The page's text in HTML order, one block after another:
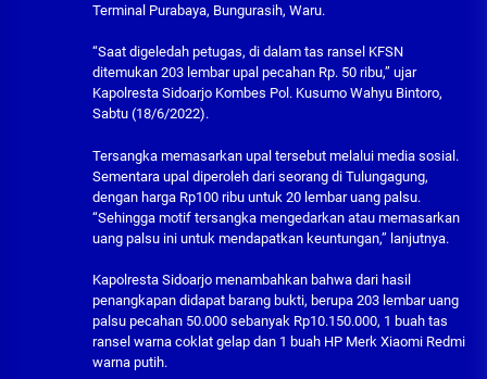
Terminal Purabaya, Bungurasih, Waru.
“Saat digeledah petugas, di dalam tas ransel KFSN
ditemukan 203 lembar upal pecahan Rp. 50 ribu,” ujar
Kapolresta Sidoarjo Kombes Pol. Kusumo Wahyu Bintoro,
Sabtu (18/6/2022).
Tersangka memasarkan upal tersebut melalui media sosial.
Sementara upal diperoleh dari seorang di Tulungagung,
dengan harga Rp100 ribu untuk 20 lembar uang palsu.
“Sehingga motif tersangka mengedarkan atau memasarkan
uang palsu ini untuk mendapatkan keuntungan,” lanjutnya.
Kapolresta Sidoarjo menambahkan bahwa dari hasil
penangkapan didapat barang bukti, berupa 203 lembar uang
palsu pecahan 50.000 sebanyak Rp10.150.000, 1 buah tas
ransel warna coklat gelap dan 1 buah HP Merk Xiaomi Redmi
warna putih.